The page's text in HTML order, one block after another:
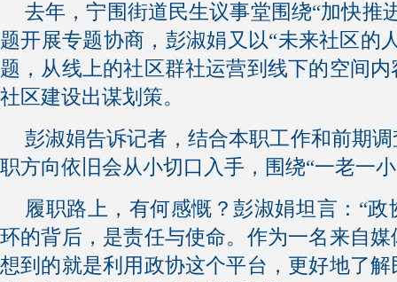
去年，宁围街道民生议事堂围绕“加快推
题开展专题协商，彭淑娟又以“未来社区的
题，从线上的社区群社运营到线下的空间
社区建设出谋划策。
彭淑娟告诉记者，结合本职工作和前期
职方向依旧会从小切口入手，围绕“一老一
履职路上，有何感慨？彭淑娟坦言：“
环的背后，是责任与使命。作为一名来自
想到的就是利用政协这个平台，更好地了